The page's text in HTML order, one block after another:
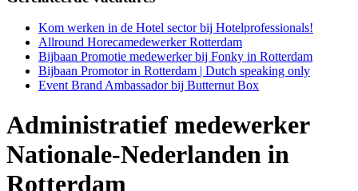
Kom werken in de Hotel sector bij Hotelprofessionals!
Allround Horecamedewerker Rotterdam
Bijbaan Promotie medewerker bij Fonky in Rotterdam
Bijbaan Promotor in Rotterdam | Dutch speaking only
Event Brand Ambassador bij Butternut Box
Administratief medewerker
Nationale-Nederlanden in
Rotterdam